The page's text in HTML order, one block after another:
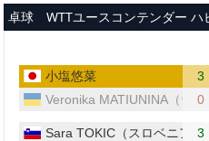
メインコンテンツへスキップ
卓球 WTTユースコンテンダー ハ
小塩悠菜
3
Veronika MATIUNINA（ウク0
Sara TOKIC（スロベニア）
3